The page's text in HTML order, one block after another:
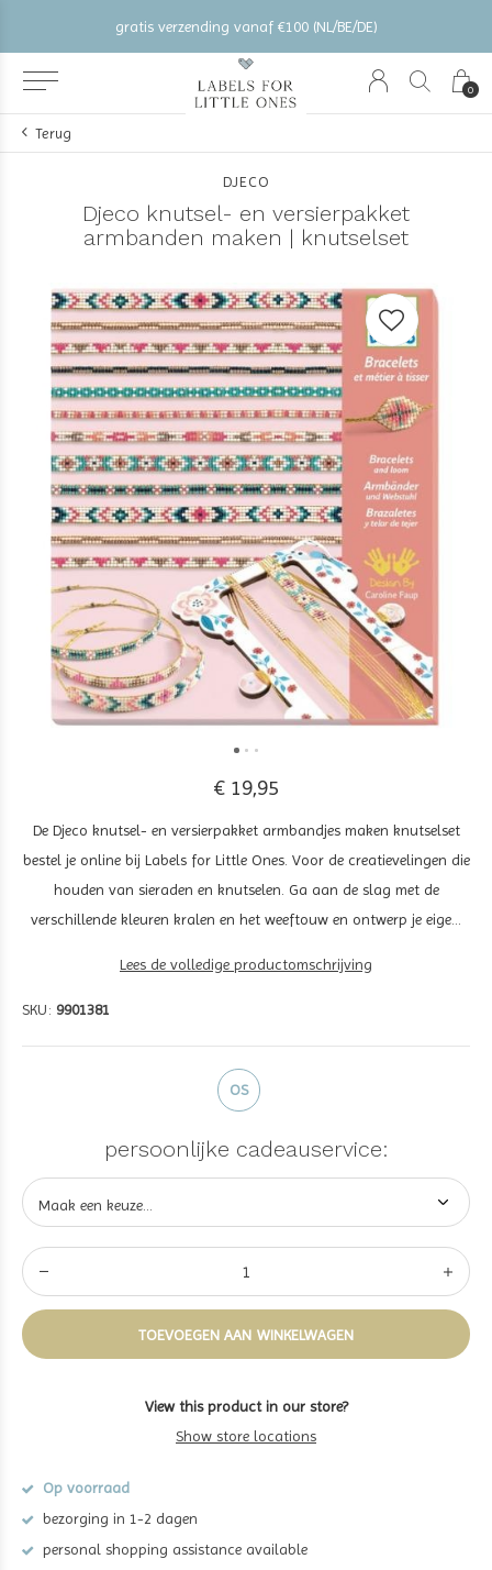
0
gratis verzending vanaf €100 (NL/BE/DE)
Terug
DJECO
Djeco knutsel- en versierpakket
armbanden maken | knutselset
€ 19,95
De Djeco knutsel- en versierpakket armbandjes maken knutselset
bestel je online bij Labels for Little Ones. Voor de creatievelingen die
houden van sieraden en knutselen. Ga aan de slag met de
verschillende kleuren kralen en het weeftouw en ontwerp je eige...
Lees de volledige productomschrijving
SKU: 9901381
OS
persoonlijke cadeauservice:
TOEVOEGEN AAN WINKELWAGEN
View this product in our store?
Show store locations
Op voorraad
bezorging in 1-2 dagen
personal shopping assistance available